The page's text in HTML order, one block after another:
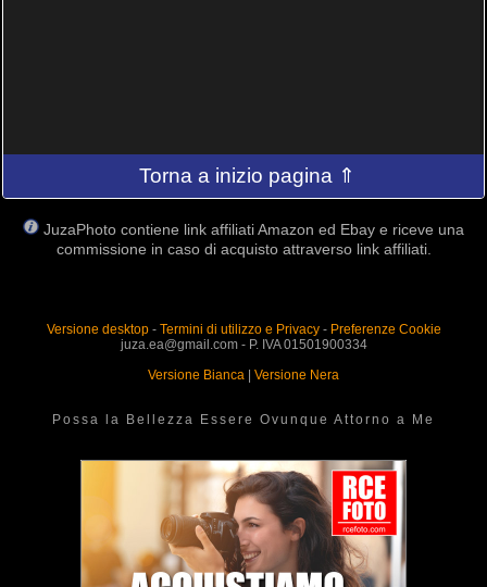
Torna a inizio pagina ⇑
JuzaPhoto contiene link affiliati Amazon ed Ebay e riceve una
commissione in caso di acquisto attraverso link affiliati.
Versione desktop- Termini di utilizzo e Privacy- Preferenze Cookie
juza.ea@gmail.com - P. IVA 01501900334
Versione Bianca
Versione Nera
Possa la Bellezza Essere Ovunque Attorno a Me